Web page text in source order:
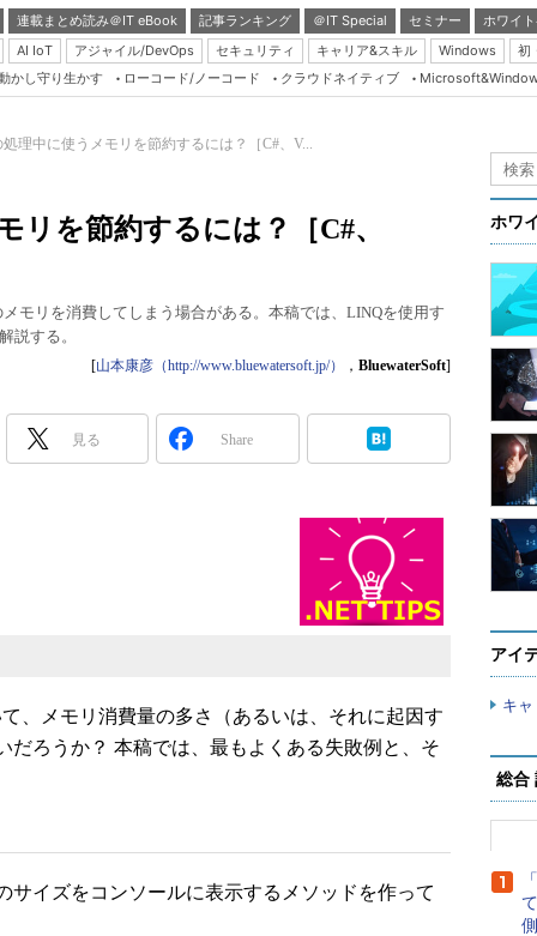
連載まとめ読み＠IT eBook 記事ランキング ＠IT Special セミナー
ホワイ
AI IoT アジャイル/DevOps セキュリティ キャリア&スキル Windows
初
Server & Storage
Database Expert
Linux ＆ OSS
Master of IP Network
Security & Trust
ブログ
かし守り生かす ローコード/ノーコード クラウドネイティブ
理中に使うメモリを節約するには？［C#、V...
リを節約するには？［C#、
モリを消費してしまう場合がある。本稿では、LINQを使用す
説する。
[山本康彦（http://www.bluewatersoft.jp/） ， BluewaterSoft]
見る Share
、メモリ消費量の多さ（あるいは、それに起因す
だろうか？ 本稿では、最もよくある失敗例と、そ
イズをコンソールに表示するメソッドを作って
ホワ
アイ
キ
総合